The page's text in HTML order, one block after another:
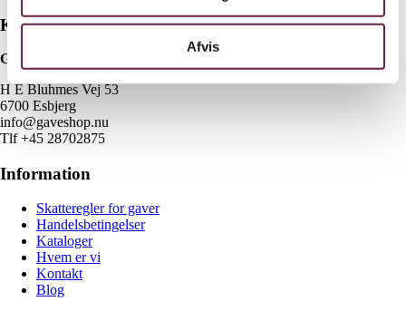
Afvis
Kontakt
Gaveshop.nu
H E Bluhmes Vej 53
6700 Esbjerg
info@gaveshop.nu
Tlf +45 28702875
Information
Skatteregler for gaver
Handelsbetingelser
Kataloger
Hvem er vi
Kontakt
Blog